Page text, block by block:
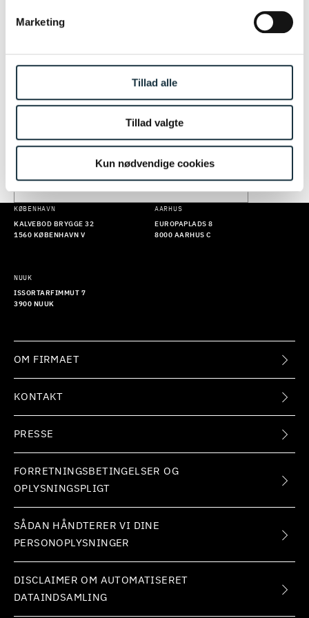
Marketing
Tillad alle
Tillad valgte
Kun nødvendige cookies
HOLD DIG OPDATERET: FÅ JURIDISK
VIDEN OG INDSIGTER FRA VORES
INDBAKKE
Du kan ikke tilmelde dig vores nyhedsbrev lige nu. Prøv
igen senere. Vi beklager ulejligheden.
TILMELD
KØBENHAVN
KALVEBOD BRYGGE 32
1560 KØBENHAVN V
AARHUS
EUROPAPLADS 8
8000 AARHUS C
NUUK
ISSORTARFIMMUT 7
3900 NUUK
OM FIRMAET
KONTAKT
PRESSE
FORRETNINGSBETINGELSER OG
OPLYSNINGSPLIGT
SÅDAN HÅNDTERER VI DINE
PERSONOPLYSNINGER
DISCLAIMER OM AUTOMATISERET
DATAINDSAMLING